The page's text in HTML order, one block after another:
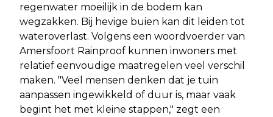
regenwater moeilijk in de bodem kan
wegzakken. Bij hevige buien kan dit leiden tot
wateroverlast. Volgens een woordvoerder van
Amersfoort Rainproof kunnen inwoners met
relatief eenvoudige maatregelen veel verschil
maken. "Veel mensen denken dat je tuin
aanpassen ingewikkeld of duur is, maar vaak
begint het met kleine stappen," zegt een